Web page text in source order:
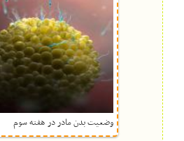
وضعیت بدن مادر در هفته سوم